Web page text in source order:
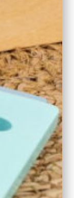
27 Teile)
werkeln. Der
prima zum
und Löchern
1
4